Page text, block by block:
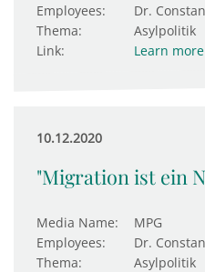
Employees:
Dr.
Thema:
Asylpolitik
Link:
Learn more
10.12.2020
"Migration ist ein
Media Name:
MPG
Employees:
Dr.
Thema:
Asylpolitik